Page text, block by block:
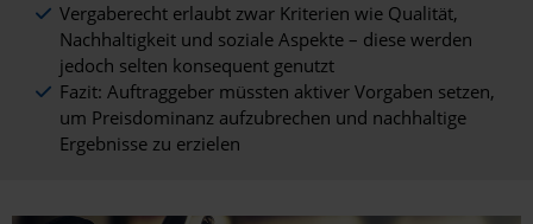
Vergaberecht erlaubt zwar Kriterien wie Qualität,
Nachhaltigkeit und soziale Aspekte – diese werden
jedoch selten konsequent genutzt
Fazit: Auftraggeber müssten aktiver Vorgaben setzen,
um Preisdominanz aufzubrechen und nachhaltige
Ergebnisse zu erzielen